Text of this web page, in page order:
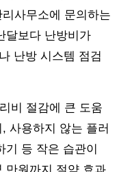
사무소에 문의하는
달보다 난방비가
난방 시스템 점검
비 절감에 큰 도움
사용하지 않는 플러
기 등 작은 습관이